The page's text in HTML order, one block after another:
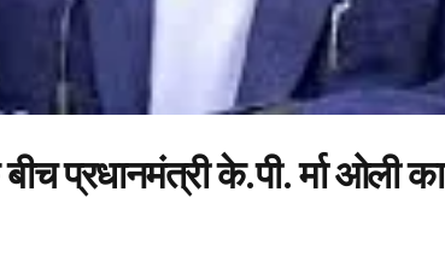
प्रधानमंत्री के.पी. र्मा ओली का